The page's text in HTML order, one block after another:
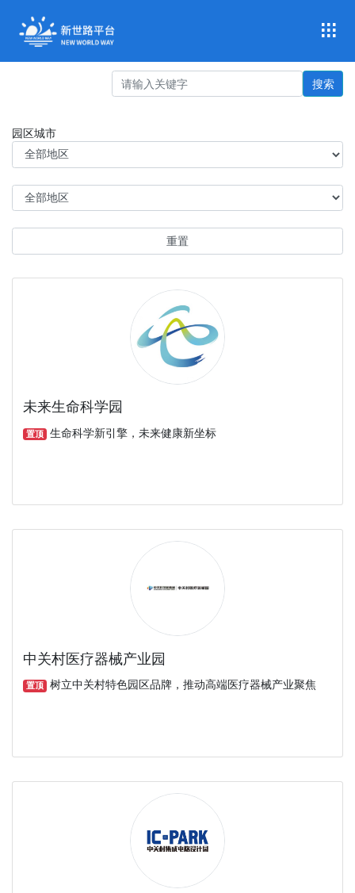
搜索
园区城市
重置
未来生命科学园
置顶 生命科学新引擎，未来健康新坐标
中关村医疗器械产业园
置顶 树立中关村特色园区品牌，推动高端医疗器械产业聚焦